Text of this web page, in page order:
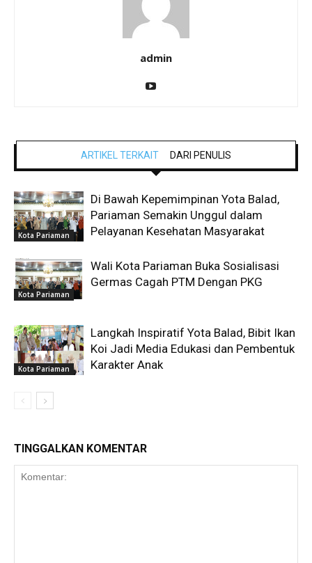
admin
ARTIKEL TERKAIT DARI PENULIS
Kota Pariaman
Di Bawah Kepemimpinan Yota Balad,
Pariaman Semakin Unggul dalam
Pelayanan Kesehatan Masyarakat
Kota Pariaman
Wali Kota Pariaman Buka Sosialisasi
Germas Cagah PTM Dengan PKG
Kota Pariaman
Langkah Inspiratif Yota Balad, Bibit Ikan
Koi Jadi Media Edukasi dan Pembentuk
Karakter Anak
TINGGALKAN KOMENTAR